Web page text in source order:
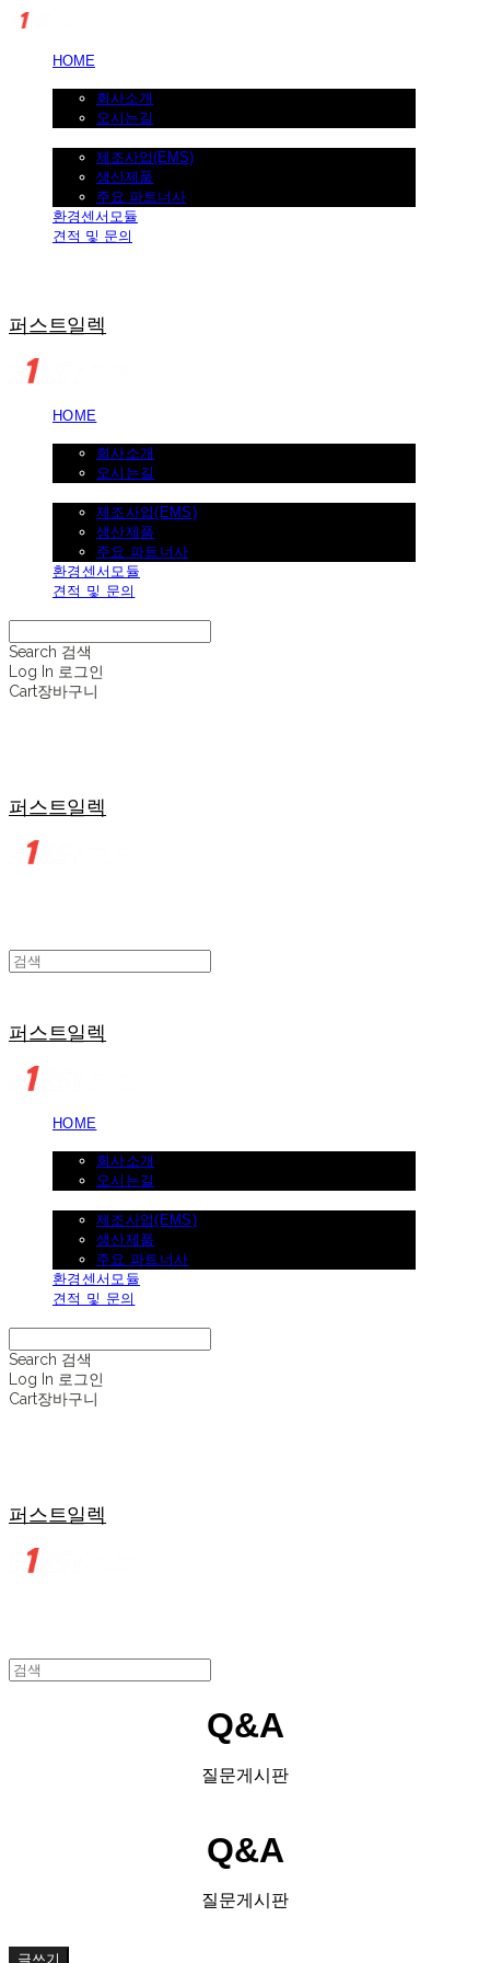
HOME
회사소개
오시는길
제조사업(EMS)
생산제품
주요 파트너사
환경센서모듈
견적 및 문의
퍼스트일렉
HOME
회사소개
오시는길
제조사업(EMS)
생산제품
주요 파트너사
환경센서모듈
견적 및 문의
Search 검색
Log In 로그인
Cart장바구니
퍼스트일렉
퍼스트일렉
HOME
회사소개
오시는길
제조사업(EMS)
생산제품
주요 파트너사
환경센서모듈
견적 및 문의
Search 검색
Log In 로그인
Cart장바구니
퍼스트일렉
Q&A
질문게시판
Q&A
질문게시판
글쓰기